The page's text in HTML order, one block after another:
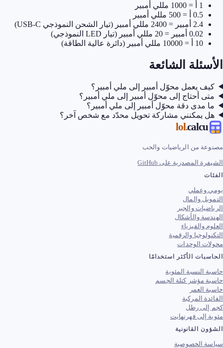
1 أ = 1000 مللي أمبير
0.5 أ = 500 مللي أمبير
2.4 أمبير = 2400 مللي أمبير (تيار الشحن النموذجي USB-C)
0.02 أمبير = 20 مللي أمبير (تيار LED النموذجي)
10 أ = 10000 مللي أمبير (دائرة عالية الطاقة)
الأسئلة الشائعة
كيف يعمل محوّل أمبير إلى ملي أمبير؟
متى أحتاج إلى محوّل أمبير إلى ملي أمبير؟
ما مدى دقة محوّل أمبير إلى ملي أمبير؟
هل يمكنني مشاركة تحويل محدّد مع شخص آخر؟
calcu
.lol
مصنوعة من الرياضيات والحب
الشيفرة المصدرية على GitHub
الفئات
يومي وعملي
التمويل والمال
الرياضيات والجبر
الهندسة والأشكال
العلوم والفيزياء
التكنولوجيا والرقمية
محولات الوحدات
الحاسبات الأكثر استخدامًا
حاسبة النسبة المئوية
حاسبة مؤشر كتلة الجسم
حاسبة العمر
الفائدة المركبة
كجم إلى رطل
مئوية إلى فهرنهايت
الشؤون القانونية
سياسة الخصوصية